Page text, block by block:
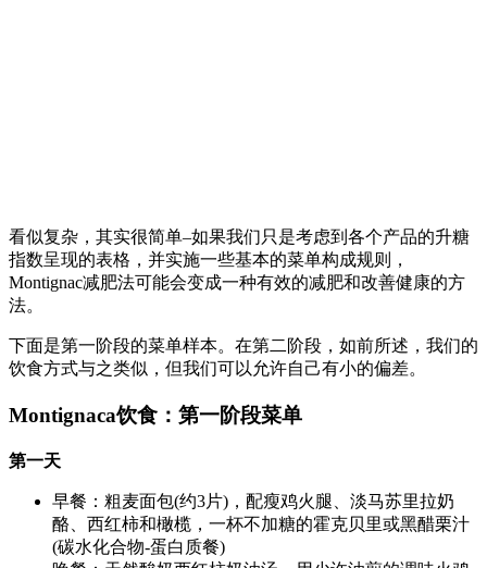
看似复杂，其实很简单–如果我们只是考虑到各个产品的升糖
指数呈现的表格，并实施一些基本的菜单构成规则，
Montignac减肥法可能会变成一种有效的减肥和改善健康的方
法。
下面是第一阶段的菜单样本。在第二阶段，如前所述，我们的
饮食方式与之类似，但我们可以允许自己有小的偏差。
Montignaca饮食：第一阶段菜单
第一天
早餐：粗麦面包(约3片)，配瘦鸡火腿、淡马苏里拉奶
酪、西红柿和橄榄，一杯不加糖的霍克贝里或黑醋栗汁
(碳水化合物-蛋白质餐)